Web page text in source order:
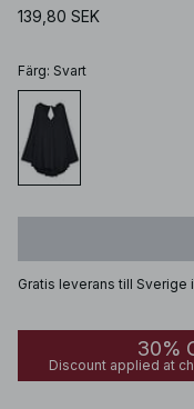
139,80 SEK
Färg: Svart
Gratis leverans till
30%
Discount applied at